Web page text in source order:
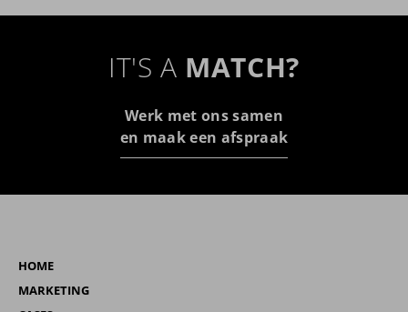
IT'S A MATCH?
Werk met ons samen
en maak een afspraak
HOME
MARKETING